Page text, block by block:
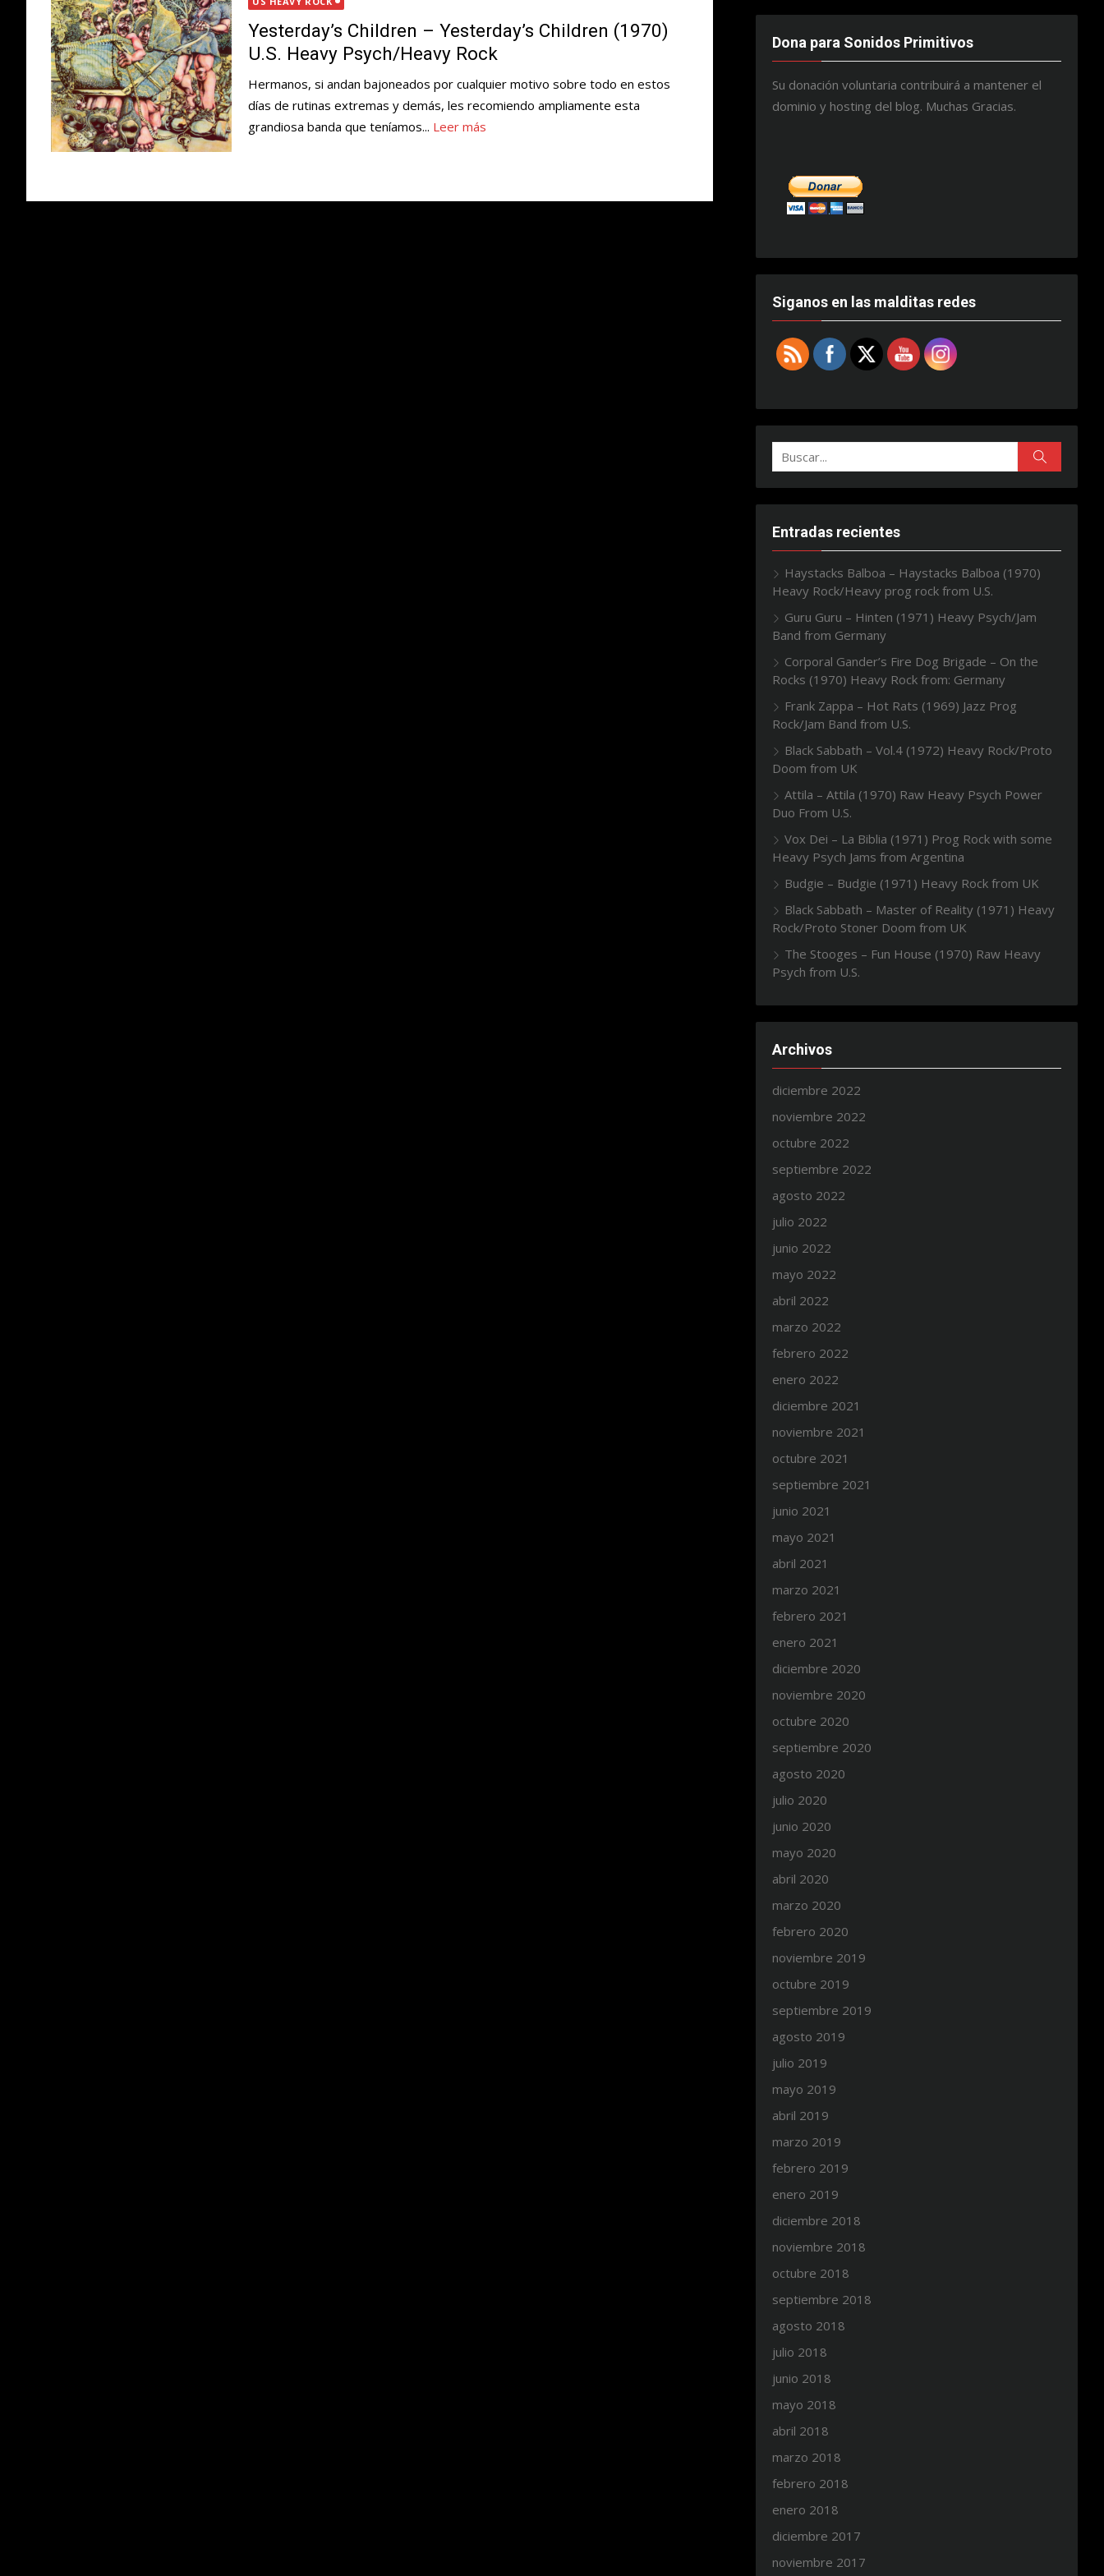
Yesterday’s Children – Yesterday’s Children (1970)
U.S. Heavy Psych/Heavy Rock
Hermanos, si andan bajoneados por cualquier motivo sobre todo en estos
días de rutinas extremas y demás, les recomiendo ampliamente esta
grandiosa banda que teníamos... Leer más
Dona para Sonidos Primitivos
Su donación voluntaria contribuirá a mantener el
dominio y hosting del blog. Muchas Gracias.
Siganos en las malditas redes
Buscar:
Entradas recientes
Haystacks Balboa – Haystacks Balboa (1970)
Heavy Rock/Heavy prog rock from U.S.
Guru Guru – Hinten (1971) Heavy Psych/Jam
Band from Germany
Corporal Gander’s Fire Dog Brigade – On the
Rocks (1970) Heavy Rock from: Germany
Frank Zappa – Hot Rats (1969) Jazz Prog
Rock/Jam Band from U.S.
Black Sabbath – Vol.4 (1972) Heavy Rock/Proto
Doom from UK
Attila – Attila (1970) Raw Heavy Psych Power
Duo From U.S.
Vox Dei – La Biblia (1971) Prog Rock with some
Heavy Psych Jams from Argentina
Budgie – Budgie (1971) Heavy Rock from UK
Black Sabbath – Master of Reality (1971) Heavy
Rock/Proto Stoner Doom from UK
The Stooges – Fun House (1970) Raw Heavy
Psych from U.S.
Archivos
diciembre 2022
noviembre 2022
octubre 2022
septiembre 2022
agosto 2022
julio 2022
junio 2022
mayo 2022
abril 2022
marzo 2022
febrero 2022
enero 2022
diciembre 2021
noviembre 2021
octubre 2021
septiembre 2021
junio 2021
mayo 2021
abril 2021
marzo 2021
febrero 2021
enero 2021
diciembre 2020
noviembre 2020
octubre 2020
septiembre 2020
agosto 2020
julio 2020
junio 2020
mayo 2020
abril 2020
marzo 2020
febrero 2020
noviembre 2019
octubre 2019
septiembre 2019
agosto 2019
julio 2019
mayo 2019
abril 2019
marzo 2019
febrero 2019
enero 2019
diciembre 2018
noviembre 2018
octubre 2018
septiembre 2018
agosto 2018
julio 2018
junio 2018
mayo 2018
abril 2018
marzo 2018
febrero 2018
enero 2018
diciembre 2017
noviembre 2017